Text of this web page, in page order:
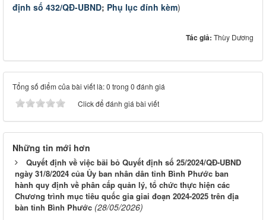
định số 432/QĐ-UBND; Phụ lục đính kèm)
Tác giả: Thùy Dương
Tổng số điểm của bài viết là: 0 trong 0 đánh giá
Click để đánh giá bài viết
Những tin mới hơn
Quyết định về việc bãi bỏ Quyết định số 25/2024/QĐ-UBND
ngày 31/8/2024 của Ủy ban nhân dân tỉnh Bình Phước ban
hành quy định về phân cấp quản lý, tổ chức thực hiện các
Chương trình mục tiêu quốc gia giai đoạn 2024-2025 trên địa
bàn tỉnh Bình Phước (28/05/2026)